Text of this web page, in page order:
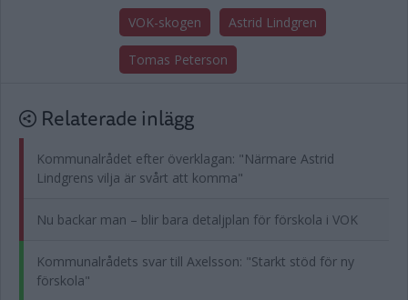
VOK-skogen Astrid Lindgren
Tomas Peterson
Relaterade inlägg
Kommunalrådet efter överklagan: "Närmare Astrid
Lindgrens vilja är svårt att komma"
Nu backar man – blir bara detaljplan för förskola i VOK
Kommunalrådets svar till Axelsson: "Starkt stöd för ny
förskola"